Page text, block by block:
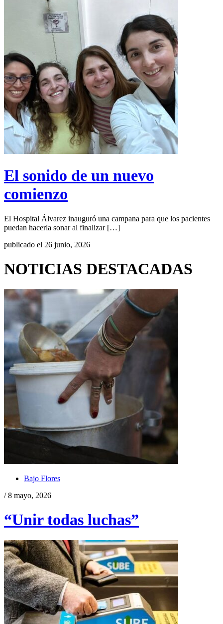
El sonido de un nuevo
comienzo
El Hospital Álvarez inauguró una campana para que los pacientes
puedan hacerla sonar al finalizar […]
publicado el 26 junio, 2026
NOTICIAS DESTACADAS
Bajo Flores
/ 8 mayo, 2026
“Unir todas luchas”